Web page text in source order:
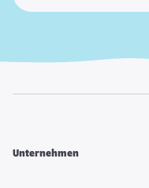
Unternehmen